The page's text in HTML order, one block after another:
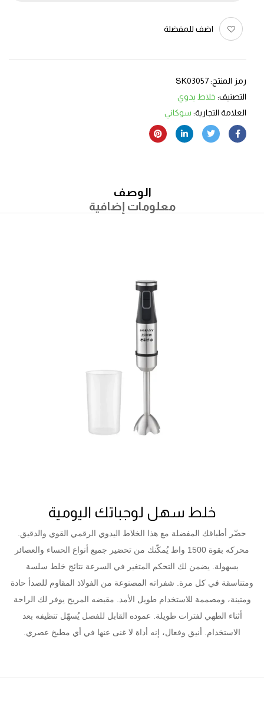
اضف للمفضلة
رمز المنتج:SK03057
التصنيف: خلاط يدوي
العلامة التجارية: سوكاني
الوصف
معلومات إضافية
خلط سهل لوجباتك اليومية
حضّر أطباقك المفضلة مع هذا الخلاط اليدوي الرقمي القوي والدقيق.
محركه بقوة 1500 واط يُمكّنك من تحضير جميع أنواع الحساء والعصائر
بسهولة. يضمن لك التحكم المتغير في السرعة نتائج خلط سلسة
ومتناسقة في كل مرة. شفراته المصنوعة من الفولاذ المقاوم للصدأ حادة
ومتينة، ومصممة للاستخدام طويل الأمد. مقبضه المريح يوفر لك الراحة
أثناء الطهي لفترات طويلة. عموده القابل للفصل يُسهّل تنظيفه بعد
الاستخدام. أنيق وفعال، إنه أداة لا غنى عنها في أي مطبخ عصري.